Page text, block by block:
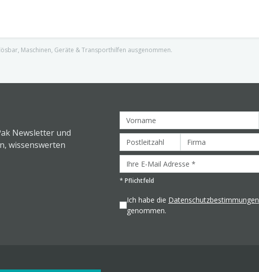
Maschinen, Geräte & Transporthilfen ausgenommen.
Newsletter und
wissenswerten
* Pflichtfeld
Ich habe die Datenschutzbestimmungen
genommen.